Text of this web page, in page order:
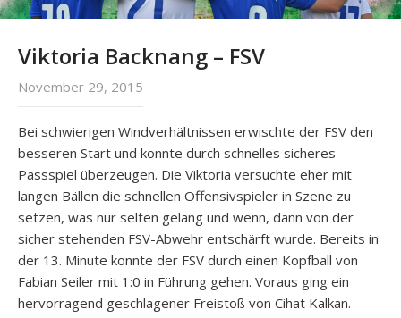
Viktoria Backnang – FSV
November 29, 2015
Bei schwierigen Windverhältnissen erwischte der FSV den
besseren Start und konnte durch schnelles sicheres
Passspiel überzeugen. Die Viktoria versuchte eher mit
langen Bällen die schnellen Offensivspieler in Szene zu
setzen, was nur selten gelang und wenn, dann von der
sicher stehenden FSV-Abwehr entschärft wurde. Bereits in
der 13. Minute konnte der FSV durch einen Kopfball von
Fabian Seiler mit 1:0 in Führung gehen. Voraus ging ein
hervorragend geschlagener Freistoß von Cihat Kalkan.